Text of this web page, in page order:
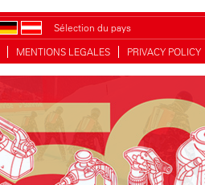
Sélection du pays
MENTIONS LEGALES PRIVACY POLICY